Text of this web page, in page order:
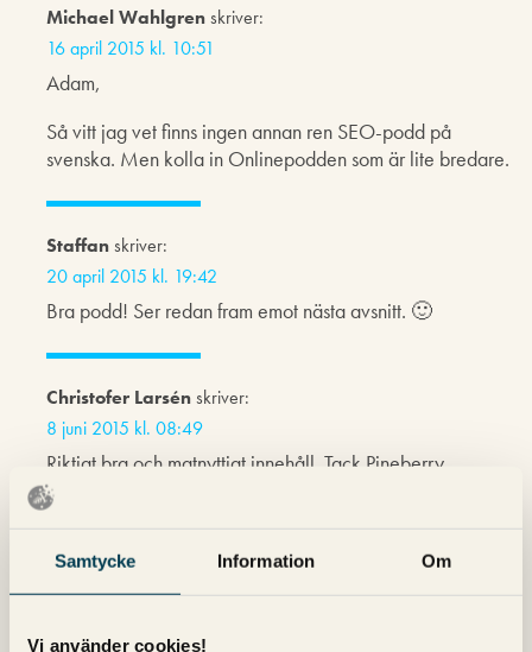
Samtycke Information Om
Vi använder cookies!
Michael Wahlgrenskriver:
16 april 2015 kl. 10:51
Adam,
Så vitt jag vet finns ingen annan ren SEO-podd på
svenska. Men kolla in Onlinepodden som är lite bredare.
Staffanskriver:
20 april 2015 kl. 19:42
Bra podd! Ser redan fram emot nästa avsnitt. 🙂
Christofer Larsénskriver:
8 juni 2015 kl. 08:49
Riktigt bra och matnyttigt innehåll. Tack Pineberry
Viktor Calmhede
skriver:
kommer på onsdag.